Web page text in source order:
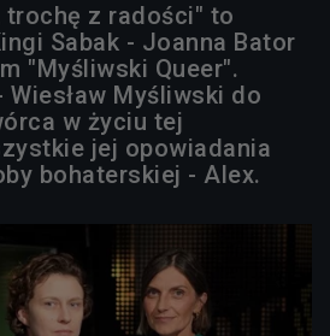
trochę z radości" to
Sabak - Joanna Bator
"Myśliwski Queer".
Wiesław Myśliwski do
w życiu tej
jej opowiadania
bohaterskiej - Alex.